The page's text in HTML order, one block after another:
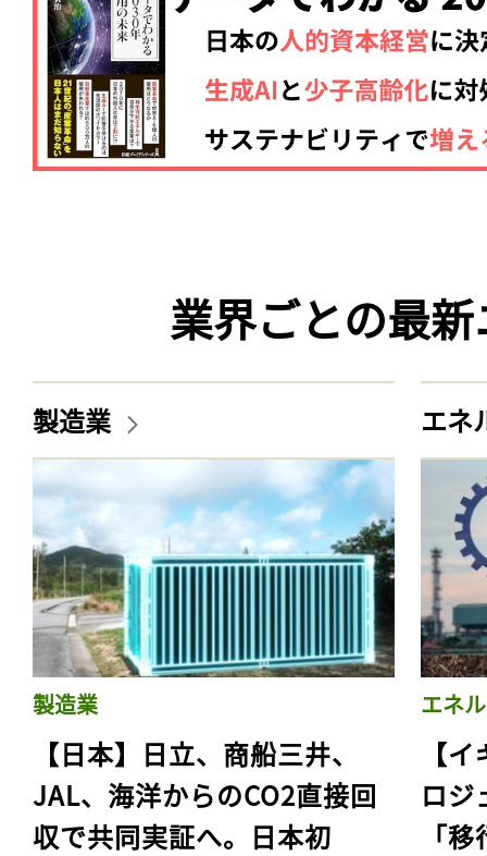
業界ごとの最
製造業
製造業
【日本】日立、商船三井、
JAL、海洋からのCO2直接回
収で共同実証へ。日本初
エネ
エネ
【
ロジ
「